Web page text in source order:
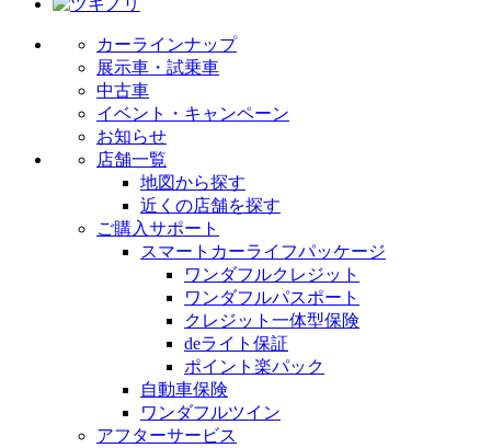
カーラインナップ
展示車・試乗車
中古車
イベント・キャンペーン
お知らせ
店舗一覧
地図から探す
近くの店舗を探す
ご購入サポート
スマートカーライフパッケージ
ワンダフルクレジット
ワンダフルパスポート
クレジット一体型保険
deライト保証
ポイント楽パック
自動車保険
ワンダフルツイン
アフターサービス